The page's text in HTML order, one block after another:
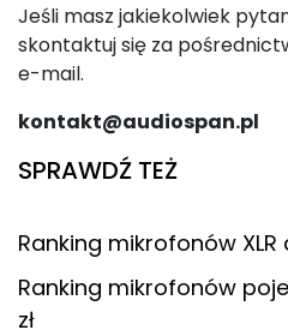
Jeśli masz jakiekolwiek
skontaktuj się za
e-mail.
kontakt@audiospan.pl
SPRAWDŹ TEŻ
Ranking mikrofonów
Ranking mikrofonów
zł